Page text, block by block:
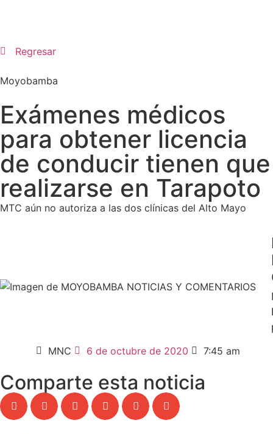
Regresar
Moyobamba
Exámenes médicos
para obtener licencia
de conducir tienen que
realizarse en Tarapoto
MTC aún no autoriza a las dos clínicas del Alto Mayo
MNC
6 de octubre de 2020 7:45 am
Comparte esta noticia